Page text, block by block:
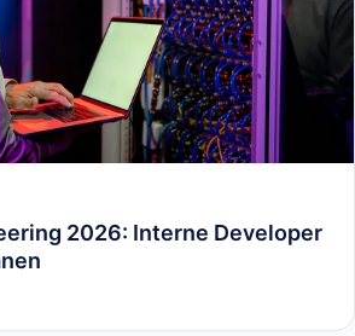
2026: Interne Developer